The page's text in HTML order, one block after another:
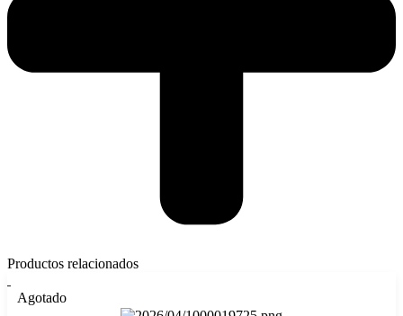
Productos relacionados
Agotado